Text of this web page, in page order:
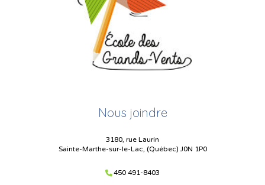
Nous joindre
3180, rue Laurin
Sainte-Marthe-sur-le-Lac, (Québec) J0N 1P0
450 491-8403